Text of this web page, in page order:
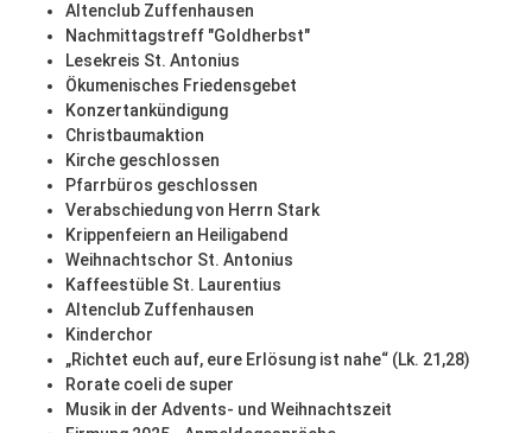
Altenclub Zuffenhausen
Nachmittagstreff "Goldherbst"
Lesekreis St. Antonius
Ökumenisches Friedensgebet
Konzertankündigung
Christbaumaktion
Kirche geschlossen
Pfarrbüros geschlossen
Verabschiedung von Herrn Stark
Krippenfeiern an Heiligabend
Weihnachtschor St. Antonius
Kaffeestüble St. Laurentius
Altenclub Zuffenhausen
Kinderchor
„Richtet euch auf, eure Erlösung ist nahe“ (Lk. 21,28)
Rorate coeli de super
Musik in der Advents- und Weihnachtszeit